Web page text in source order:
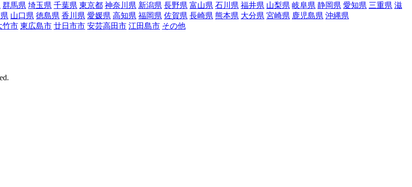
群馬県 埼玉県 千葉県 東京都 神奈川県 新潟県 長野県 富山県 石川県 福井県 山梨県 岐阜県 静岡県 愛知県 三重県 滋
山口県 徳島県 香川県 愛媛県 高知県 福岡県 佐賀県 長崎県 熊本県 大分県 宮崎県 鹿児島県 沖縄県
竹市 東広島市 廿日市市 安芸高田市 江田島市 その他